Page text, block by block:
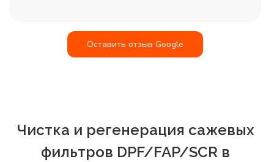
Оставить отзыв Google
Чистка и регенерация сажевых
фильтров DPF/FAP/SCR в